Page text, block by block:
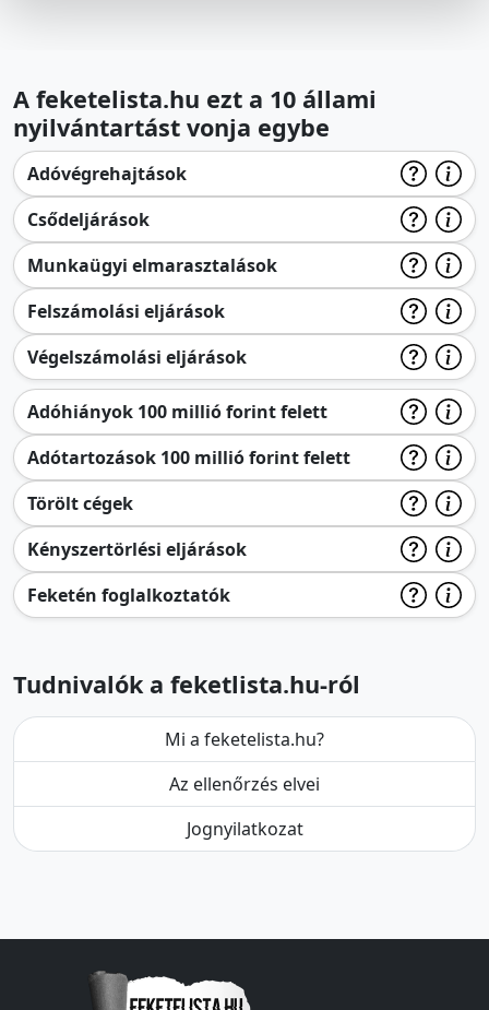
A feketelista.hu ezt a 10 állami
nyilvántartást vonja egybe
Adóvégrehajtások
Csődeljárások
Munkaügyi elmarasztalások
Felszámolási eljárások
Végelszámolási eljárások
Adóhiányok 100 millió forint felett
Adótartozások 100 millió forint felett
Törölt cégek
Kényszertörlési eljárások
Feketén foglalkoztatók
Tudnivalók a feketlista.hu-ról
Mi a feketelista.hu?
Az ellenőrzés elvei
Jognyilatkozat